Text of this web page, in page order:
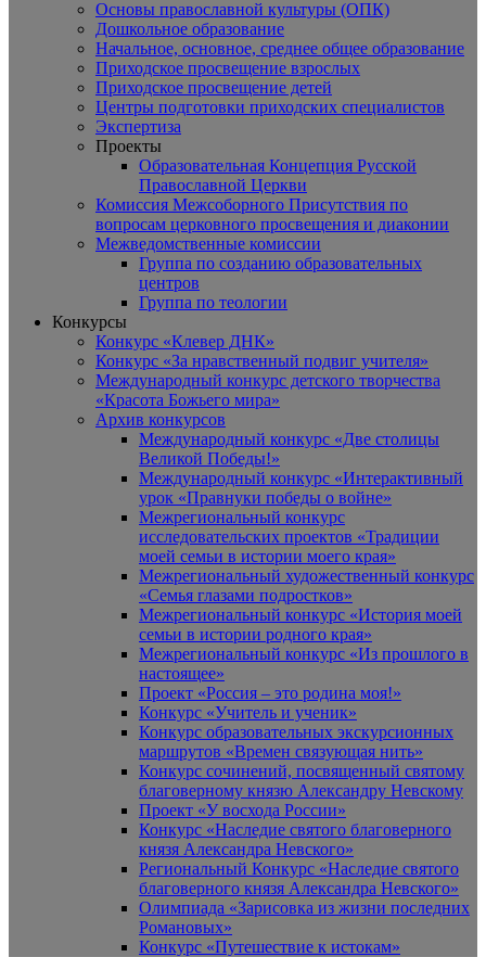
Основы православной культуры (ОПК)
Дошкольное образование
Начальное, основное, среднее общее образование
Приходское просвещение взрослых
Приходское просвещение детей
Центры подготовки приходских специалистов
Экспертиза
Проекты
Образовательная Концепция Русской
Православной Церкви
Комиссия Межсоборного Присутствия по
вопросам церковного просвещения и диаконии
Межведомственные комиссии
Группа по созданию образовательных
центров
Группа по теологии
Конкурсы
Конкурс «Клевер ДНК»
Конкурс «За нравственный подвиг учителя»
Международный конкурс детского творчества
«Красота Божьего мира»
Архив конкурсов
Международный конкурс «Две столицы
Великой Победы!»
Международный конкурс «Интерактивный
урок «Правнуки победы о войне»
Межрегиональный конкурс
исследовательских проектов «Традиции
моей семьи в истории моего края»
Межрегиональный художественный конкурс
«Семья глазами подростков»
Межрегиональный конкурс «История моей
семьи в истории родного края»
Межрегиональный конкурс «Из прошлого в
настоящее»
Проект «Россия – это родина моя!»
Конкурс «Учитель и ученик»
Конкурс образовательных экскурсионных
маршрутов «Времен связующая нить»
Конкурс сочинений, посвященный святому
благоверному князю Александру Невскому
Проект «У восхода России»
Конкурс «Наследие святого благоверного
князя Александра Невского»
Региональный Конкурс «Наследие святого
благоверного князя Александра Невского»
Олимпиада «Зарисовка из жизни последних
Романовых»
Конкурс «Путешествие к истокам»